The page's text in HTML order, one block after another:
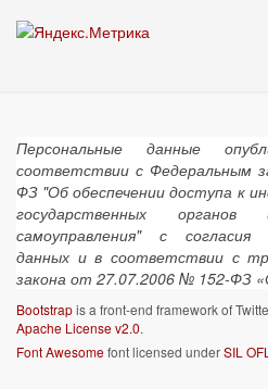
Персональные данные
соответствии с Федеральным
ФЗ "Об обеспечении доступа к
государственных
самоуправления" с согласия
данных и в соответствии с
закона от 27.07.2006 № 152-ФЗ
Bootstrapis a front-end framework of
Apache License v2.0.
Font Awesomefont licensed underSIL